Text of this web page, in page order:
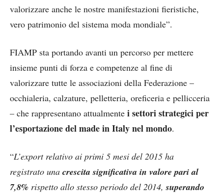
valorizzare anche le nostre manifestazioni fieristiche,
vero patrimonio del sistema moda mondiale”.
FIAMP sta portando avanti un percorso per mettere
insieme punti di forza e competenze al fine di
valorizzare tutte le associazioni della Federazione –
occhialeria, calzature, pelletteria, oreficeria e pellicceria
– che rappresentano attualmente i settori strategici per
l’esportazione del made in Italy nel mondo.
“L’export relativo ai primi 5 mesi del 2015 ha
registrato una crescita significativa in valore pari al
7,8% rispetto allo stesso periodo del 2014,superando